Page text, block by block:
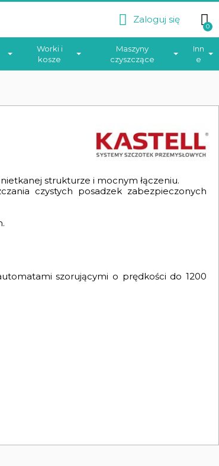
Zaloguj się
Worki i
kosze
Maszyny
czyszczące
Inn
e
strukturze i mocnym łączeniu.
czystych posadzek zabezpieczonych
szorującymi o prędkości do 1200